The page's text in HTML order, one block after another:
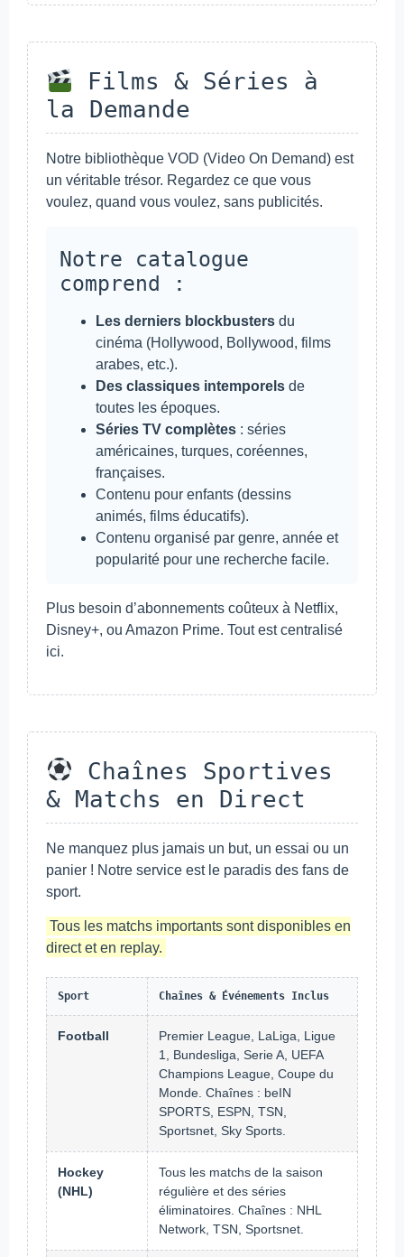
Films & Séries à
la Demande
Notre bibliothèque VOD (Video On Demand) est
un véritable trésor. Regardez ce que vous
voulez, quand vous voulez, sans publicités.
Notre catalogue
comprend :
Les derniers blockbusters du
cinéma (Hollywood, Bollywood, films
arabes, etc.).
Des classiques intemporels de
toutes les époques.
Séries TV complètes : séries
américaines, turques, coréennes,
françaises.
Contenu pour enfants (dessins
animés, films éducatifs).
Contenu organisé par genre, année et
popularité pour une recherche facile.
Plus besoin d’abonnements coûteux à Netflix,
Disney+, ou Amazon Prime. Tout est centralisé
ici.
Chaînes Sportives
& Matchs en Direct
Ne manquez plus jamais un but, un essai ou un
panier ! Notre service est le paradis des fans de
sport.
Tous les matchs importants sont disponibles en
direct et en replay.
Sport Chaînes & Événements Inclus
Football
Premier League, LaLiga, Ligue
1, Bundesliga, Serie A, UEFA
Champions League, Coupe du
Monde. Chaînes : beIN
SPORTS, ESPN, TSN,
Sportsnet, Sky Sports.
Hockey
(NHL)
Tous les matchs de la saison
régulière et des séries
éliminatoires. Chaînes : NHL
Network, TSN, Sportsnet.